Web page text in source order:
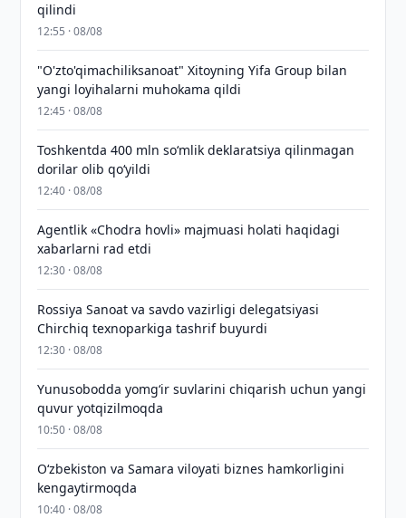
qilindi
12:55 · 08/08
"O'zto'qimachiliksanoat" Xitoyning Yifa Group bilan
yangi loyihalarni muhokama qildi
12:45 · 08/08
Toshkentda 400 mln so‘mlik deklaratsiya qilinmagan
dorilar olib qo‘yildi
12:40 · 08/08
Agentlik «Chodra hovli» majmuasi holati haqidagi
xabarlarni rad etdi
12:30 · 08/08
Rossiya Sanoat va savdo vazirligi delegatsiyasi
Chirchiq texnoparkiga tashrif buyurdi
12:30 · 08/08
Yunusobodda yomg‘ir suvlarini chiqarish uchun yangi
quvur yotqizilmoqda
10:50 · 08/08
Oʻzbekiston va Samara viloyati biznes hamkorligini
kengaytirmoqda
10:40 · 08/08